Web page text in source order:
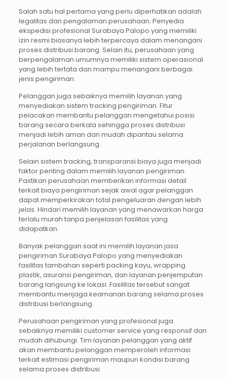
Salah satu hal pertama yang perlu diperhatikan adalah
legalitas dan pengalaman perusahaan. Penyedia
ekspedisi profesional Surabaya Palopo yang memiliki
izin resmi biasanya lebih terpercaya dalam menangani
proses distribusi barang. Selain itu, perusahaan yang
berpengalaman umumnya memiliki sistem operasional
yang lebih tertata dan mampu menangani berbagai
jenis pengiriman.
Pelanggan juga sebaiknya memilih layanan yang
menyediakan sistem tracking pengiriman. Fitur
pelacakan membantu pelanggan mengetahui posisi
barang secara berkala sehingga proses distribusi
menjadi lebih aman dan mudah dipantau selama
perjalanan berlangsung.
Selain sistem tracking, transparansi biaya juga menjadi
faktor penting dalam memilih layanan pengiriman.
Pastikan perusahaan memberikan informasi detail
terkait biaya pengiriman sejak awal agar pelanggan
dapat memperkirakan total pengeluaran dengan lebih
jelas. Hindari memilih layanan yang menawarkan harga
terlalu murah tanpa penjelasan fasilitas yang
didapatkan.
Banyak pelanggan saat ini memilih layanan jasa
pengiriman Surabaya Palopo yang menyediakan
fasilitas tambahan seperti packing kayu, wrapping
plastik, asuransi pengiriman, dan layanan penjemputan
barang langsung ke lokasi. Fasilitas tersebut sangat
membantu menjaga keamanan barang selama proses
distribusi berlangsung.
Perusahaan pengiriman yang profesional juga
sebaiknya memiliki customer service yang responsif dan
mudah dihubungi. Tim layanan pelanggan yang aktif
akan membantu pelanggan memperoleh informasi
terkait estimasi pengiriman maupun kondisi barang
selama proses distribusi.